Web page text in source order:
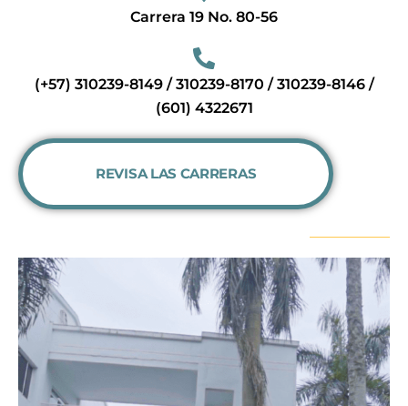
Carrera 19 No. 80-56
(+57) 310239-8149 / 310239-8170 / 310239-8146 /
(601) 4322671
REVISA LAS CARRERAS